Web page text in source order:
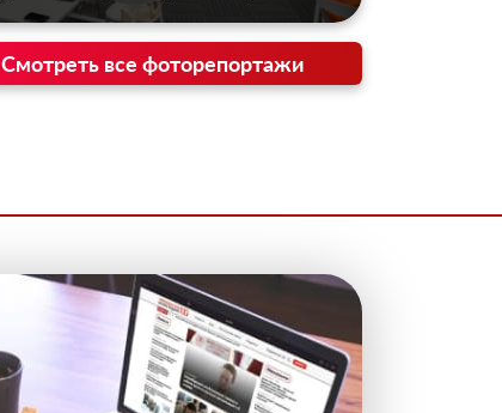
Смотреть все фоторепортажи